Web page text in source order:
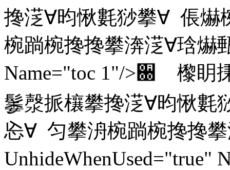
搀㴀∀昀愀氀猀攀∀ 倀爀
椀䠀椀搀搀攀渀㴀∀琀爀
Name="toc 1"/>਀ 㰀眀
䰀漀挀欀攀搀㴀∀昀愀氀
㤀∀ 匀攀洀椀䠀椀搀搀